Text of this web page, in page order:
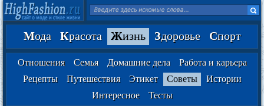
Мода Красота Жизнь Здоровье Спорт
Отношения Семья Домашние дела
Работа и карьера
Рецепты
Путешествия Этикет Советы
Истории
Интересное
Тесты